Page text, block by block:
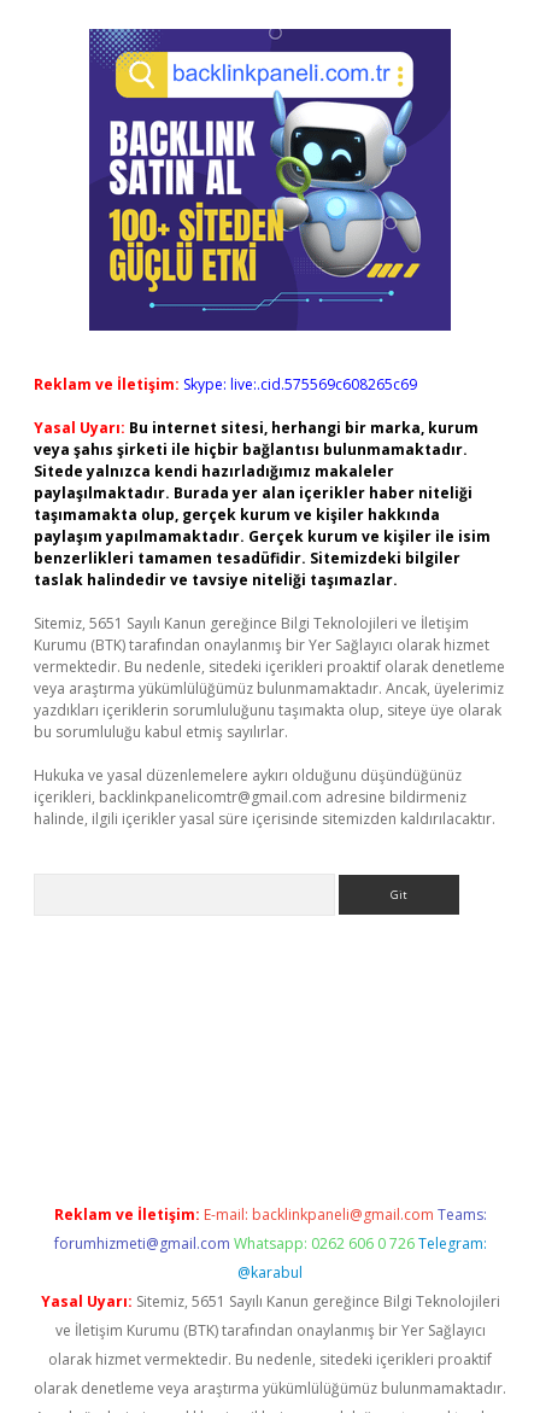
Reklam ve İletişim: Skype: live:.cid.575569c608265c69
Yasal Uyarı: Bu internet sitesi, herhangi bir marka, kurum
veya şahıs şirketi ile hiçbir bağlantısı bulunmamaktadır.
Sitede yalnızca kendi hazırladığımız makaleler
paylaşılmaktadır. Burada yer alan içerikler haber niteliği
taşımamakta olup, gerçek kurum ve kişiler hakkında
paylaşım yapılmamaktadır. Gerçek kurum ve kişiler ile isim
benzerlikleri tamamen tesadüfidir. Sitemizdeki bilgiler
taslak halindedir ve tavsiye niteliği taşımazlar.
Sitemiz, 5651 Sayılı Kanun gereğince Bilgi Teknolojileri ve İletişim
Kurumu (BTK) tarafından onaylanmış bir Yer Sağlayıcı olarak hizmet
vermektedir. Bu nedenle, sitedeki içerikleri proaktif olarak denetleme
veya araştırma yükümlülüğümüz bulunmamaktadır. Ancak, üyelerimiz
yazdıkları içeriklerin sorumluluğunu taşımakta olup, siteye üye olarak
bu sorumluluğu kabul etmiş sayılırlar.
Hukuka ve yasal düzenlemelere aykırı olduğunu düşündüğünüz
içerikleri, backlinkpanelicomtr@gmail.com adresine bildirmeniz
halinde, ilgili içerikler yasal süre içerisinde sitemizden kaldırılacaktır.
Reklam ve İletişim: E-mail: backlinkpaneli@gmail.com Teams:
forumhizmeti@gmail.com Whatsapp: 0262 606 0 726 Telegram:
@karabul
Yasal Uyarı: Sitemiz, 5651 Sayılı Kanun gereğince Bilgi Teknolojileri
ve İletişim Kurumu (BTK) tarafından onaylanmış bir Yer Sağlayıcı
olarak hizmet vermektedir. Bu nedenle, sitedeki içerikleri proaktif
olarak denetleme veya araştırma yükümlülüğümüz bulunmamaktadır.